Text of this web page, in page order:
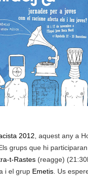
2012 , aquest any a
grups que hi
t-Rastes (reagge)
i el grup Emetis . Us
5
u
li
o
l |
a
k
a
r-